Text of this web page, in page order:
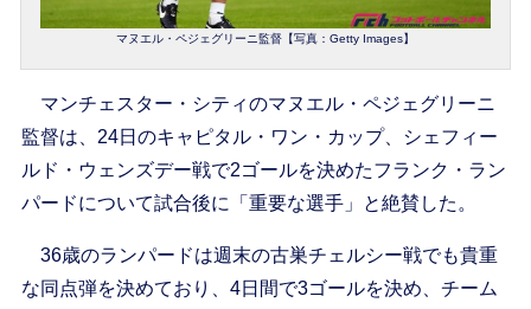
マヌエル・ペジェグリーニ監督【写真：Getty Images】
マンチェスター・シティのマヌエル・ペジェグリーニ
監督は、24日のキャピタル・ワン・カップ、シェフィー
ルド・ウェンズデー戦で2ゴールを決めたフランク・ラン
パードについて試合後に「重要な選手」と絶賛した。
36歳のランパードは週末の古巣チェルシー戦でも貴重
な同点弾を決めており、4日間で3ゴールを決め、チーム